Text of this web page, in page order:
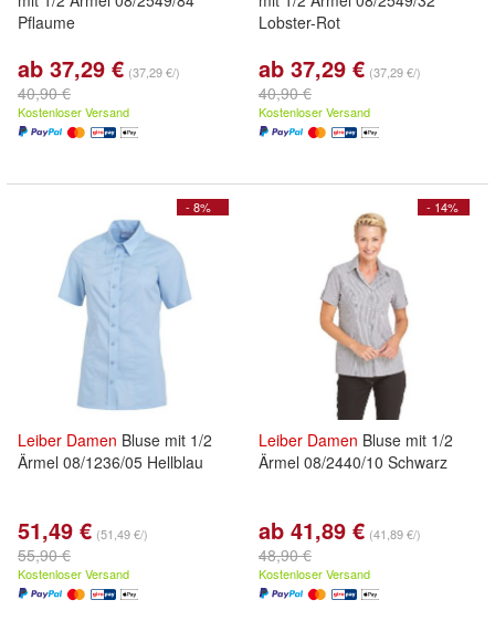
Pflaume
ab 37,29 € (37,29 €/)
40,90 €
Kostenloser Versand
Lobster-Rot
ab 37,29 € (37,29 €/)
40,90 €
Kostenloser Versand
- 8%
Leiber Damen Bluse mit 1/2
Ärmel 08/1236/05 Hellblau
51,49 € (51,49 €/)
55,90 €
Kostenloser Versand
- 14%
Leiber Damen Bluse mit 1/2
Ärmel 08/2440/10 Schwarz
ab 41,89 € (41,89 €/)
48,90 €
Kostenloser Versand